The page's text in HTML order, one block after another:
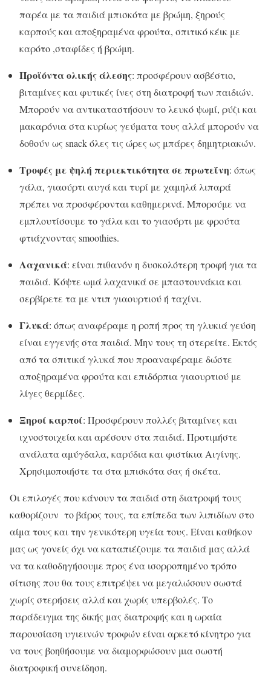
παρέα με τα παιδιά μπισκότα με βρώμη, ξηρούς
καρπούς και αποξηραμένα φρούτα, σπιτικό κέικ με
καρότο ,σταφίδες ή βρώμη.
Προϊόντα ολικής άλεσης: προσφέρουν ασβέστιο,
βιταμίνες και φυτικές ίνες στη διατροφή των παιδιών.
Μπορούν να αντικαταστήσουν το λευκό ψωμί, ρύζι και
μακαρόνια στα κυρίως γεύματα τους αλλά μπορούν να
δοθούν ως snack όλες τις ώρες ως μπάρες δημητριακών.
Τροφές με ψηλή περιεκτικότητα σε πρωτεΐνη: όπως
γάλα, γιαούρτι αυγά και τυρί με χαμηλά λιπαρά
πρέπει να προσφέρονται καθημερινά. Μπορούμε να
εμπλουτίσουμε το γάλα και το γιαούρτι με φρούτα
φτιάχνοντας smoothies.
Λαχανικά: είναι πιθανόν η δυσκολότερη τροφή για τα
παιδιά. Κόψτε ωμά λαχανικά σε μπαστουνάκια και
σερβίρετε τα με ντιπ γιαουρτιού ή ταχίνι.
Γλυκά: όπως αναφέραμε η ροπή προς τη γλυκιά γεύση
είναι εγγενής στα παιδιά. Μην τους τη στερείτε. Εκτός
από τα σπιτικά γλυκά που προαναφέραμε δώστε
αποξηραμένα φρούτα και επιδόρπια γιαουρτιού με
λίγες θερμίδες.
Ξηροί καρποί: Προσφέρουν πολλές βιταμίνες και
ιχνοστοιχεία και αρέσουν στα παιδιά. Προτιμήστε
ανάλατα αμύγδαλα, καρύδια και φιστίκια Αιγίνης.
Χρησιμοποιήστε τα στα μπισκότα σας ή σκέτα.
Οι επιλογές που κάνουν τα παιδιά στη διατροφή τους
καθορίζουν το βάρος τους, τα επίπεδα των λιπιδίων στο
αίμα τους και την γενικότερη υγεία τους. Είναι καθήκον
μας ως γονείς όχι να καταπιέζουμε τα παιδιά μας αλλά
να τα καθοδηγήσουμε προς ένα ισορροπημένο τρόπο
σίτισης που θα τους επιτρέψει να μεγαλώσουν σωστά
χωρίς στερήσεις αλλά και χωρίς υπερβολές. Το
παράδειγμα της δικής μας διατροφής και η ωραία
παρουσίαση υγιεινών τροφών είναι αρκετό κίνητρο για
να τους βοηθήσουμε να διαμορφώσουν μια σωστή
διατροφική συνείδηση.